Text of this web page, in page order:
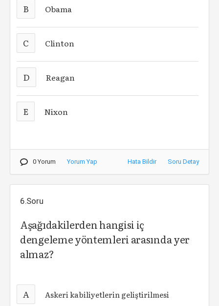
B Obama
C Clinton
D Reagan
E Nixon
0 Yorum Yorum Yap Hata Bildir Soru Detay
6.Soru
Aşağıdakilerden hangisi iç
dengeleme yöntemleri arasında yer
almaz?
A Askeri kabiliyetlerin geliştirilmesi